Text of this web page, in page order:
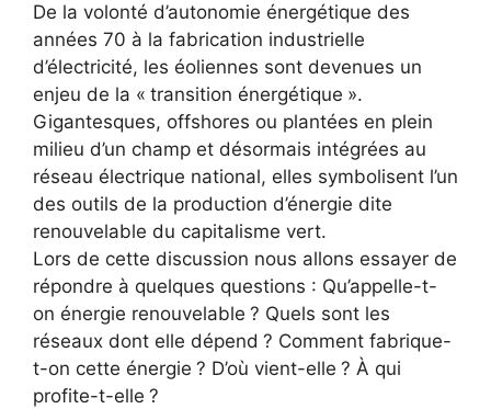
De la volonté d’autonomie énergétique des
années 70 à la fabrication industrielle
d’électricité, les éoliennes sont devenues un
enjeu de la « transition énergétique ».
Gigantesques, offshores ou plantées en plein
milieu d’un champ et désormais intégrées au
réseau électrique national, elles symbolisent l’un
des outils de la production d’énergie dite
renouvelable du capitalisme vert.
Lors de cette discussion nous allons essayer de
répondre à quelques questions : Qu’appelle-t-
on énergie renouvelable ? Quels sont les
réseaux dont elle dépend ? Comment fabrique-
t-on cette énergie ? D’où vient-elle ? À qui
profite-t-elle ?